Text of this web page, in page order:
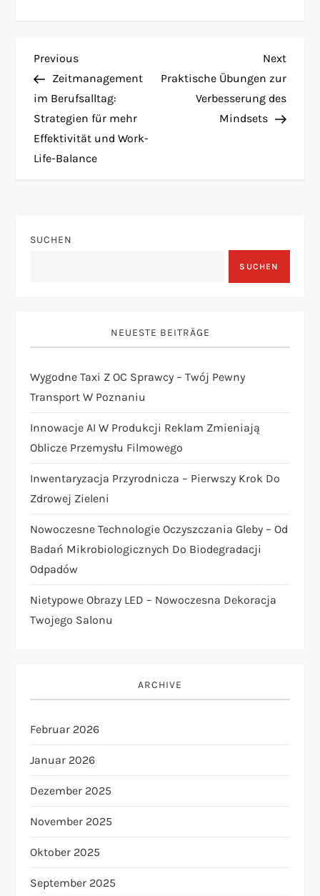
B
e
i
t
a
a
v
i
g
a
t
i
o
Previous
Post
Previous
Zeitmanagement
im Berufsalltag:
Strategien für mehr
Effektivität und Work-
Life-Balance
Next
Post
Next
Praktische Übungen zur
Verbesserung des
Mindsets
SUCHEN
SUCHEN
NEUESTE BEITRÄGE
Wygodne Taxi Z OC Sprawcy – Twój Pewny
Transport W Poznaniu
Innowacje AI W Produkcji Reklam Zmieniają
Oblicze Przemysłu Filmowego
Inwentaryzacja Przyrodnicza – Pierwszy Krok Do
Zdrowej Zieleni
Nowoczesne Technologie Oczyszczania Gleby – Od
Badań Mikrobiologicznych Do Biodegradacji
Odpadów
Nietypowe Obrazy LED – Nowoczesna Dekoracja
Twojego Salonu
ARCHIVE
Februar 2026
Januar 2026
Dezember 2025
November 2025
Oktober 2025
September 2025